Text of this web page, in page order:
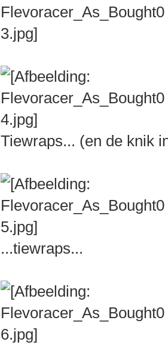
Tiewraps... (en de knik
...tiewraps...